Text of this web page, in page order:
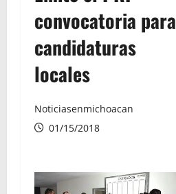
convocatoria para
candidaturas
locales
Noticiasenmichoacan
01/15/2018